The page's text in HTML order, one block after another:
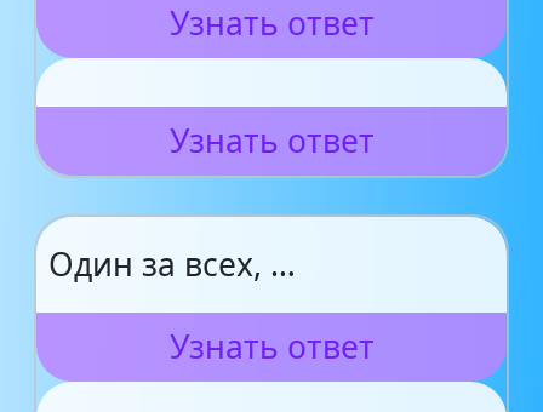
Узнать ответ
Узнать ответ
Один за всех, …
Узнать ответ